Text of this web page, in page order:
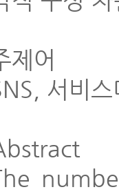
제어
서비